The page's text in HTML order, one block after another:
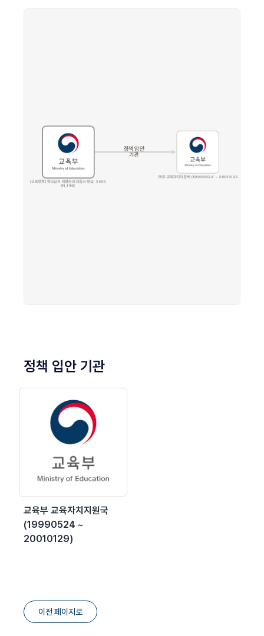
정책 입안 기관
교육부 교육자치지원국
(19990524 ~
20010129)
이전 페이지로